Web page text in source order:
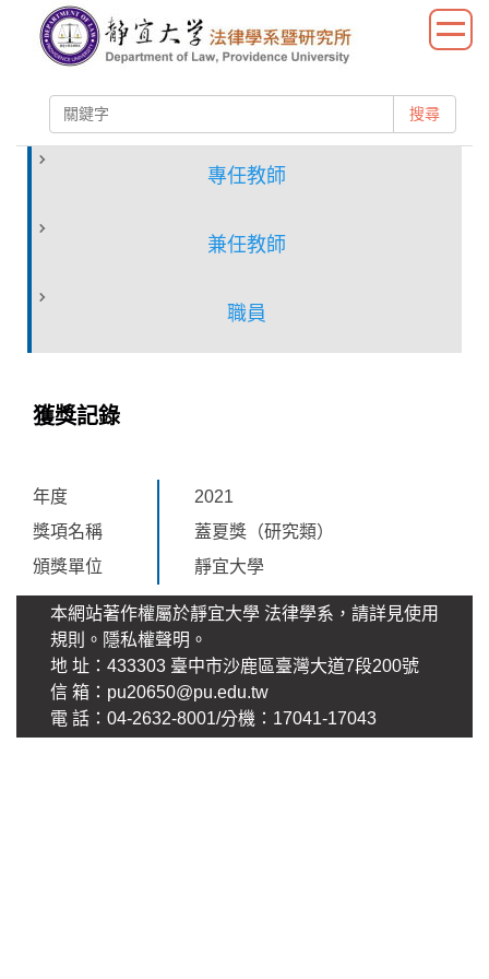
容
搜尋
專任教師
兼任教師
職員
獲獎記錄
年度
2021
獎項名稱
蓋夏獎（研究類）
頒獎單位
靜宜大學
本網站著作權屬於靜宜大學 法律學系，請詳見使用
規則。 隱私權聲明 。
地 址：433303 臺中市沙鹿區臺灣大道7段200號
信 箱：pu20650@pu.edu.tw
電 話：04-2632-8001/分機：17041-17043